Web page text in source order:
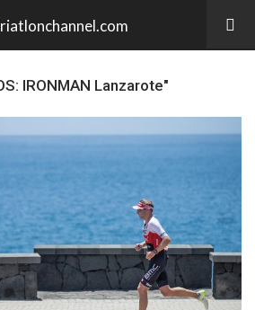
IRONMAN Lanzarote"